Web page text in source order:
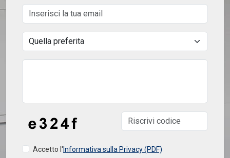
Accetto l' Informativa sulla Privacy (PDF)